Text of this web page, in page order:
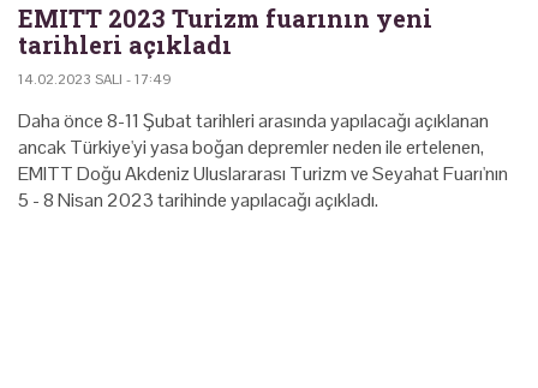
EMITT 2023 Turizm fuarının yeni
tarihleri açıkladı
14.02.2023 SALI - 17:49
Daha önce 8-11 Şubat tarihleri arasında yapılacağı açıklanan
ancak Türkiye'yi yasa boğan depremler neden ile ertelenen,
EMITT Doğu Akdeniz Uluslararası Turizm ve Seyahat Fuarı'nın
5 - 8 Nisan 2023 tarihinde yapılacağı açıkladı.